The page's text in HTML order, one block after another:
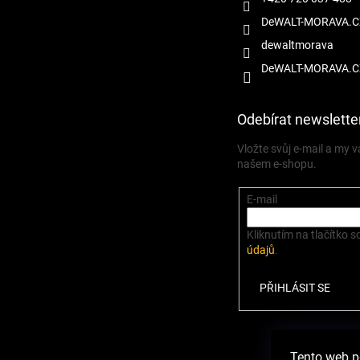
DeWALT-
dewaltmorava
DeWALT-
Odebírat
Vložte svůj e-mail a my
našem e-shopu.
E-mail
Kliknutím na tlačítko
údajů.
PŘIHLÁSIT SE